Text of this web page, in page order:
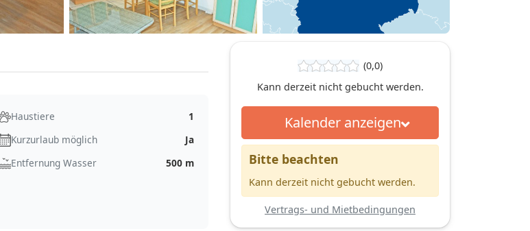
Haustiere
1
Kurzurlaub möglich
Ja
Entfernung Wasser
500 m
(0,0)
Kann derzeit nicht gebucht werden.
Kalender anzeigen
Bitte beachten
Kann derzeit nicht gebucht werden.
Vertrags- und Mietbedingungen